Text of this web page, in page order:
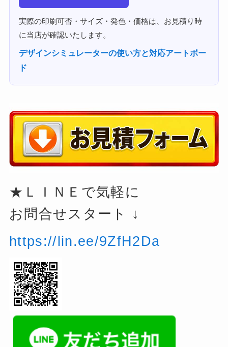
実際の印刷可否・サイズ・発色・価格は、お見積り時
に当店が確認いたします。
デザインシミュレーターの使い方と対応アートボー
ド
★ＬＩＮＥで気軽に
お問合せスタート ↓
https://lin.ee/9ZfH2Da